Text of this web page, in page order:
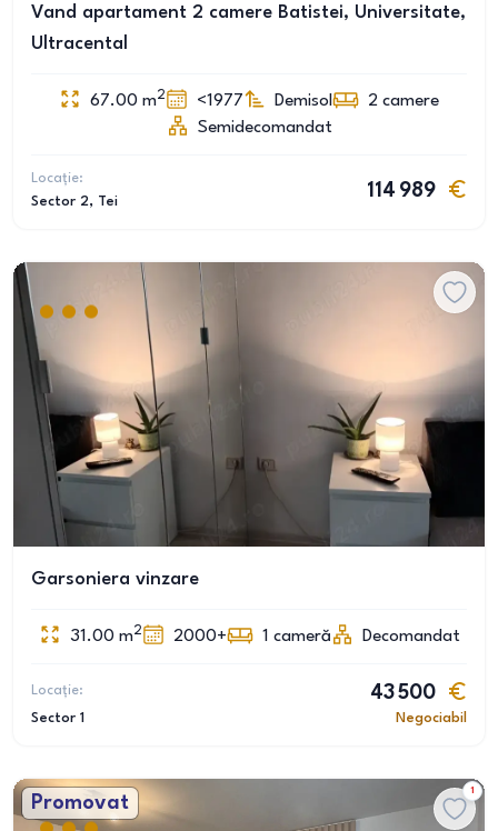
Vand apartament 2 camere Batistei, Universitate,
Ultracental
67.00 m2 <1977 Demisol 2 camere
Semidecomandat
Locație:
Sector 2, Tei
114 989
Garsoniera vinzare
31.00 m2 2000+ 1 cameră Decomandat
Locație:
Sector 1
43 500
Negociabil
Promovat
1